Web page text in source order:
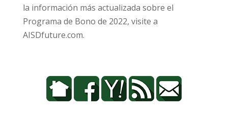
la información más actualizada sobre el
Programa de Bono de 2022, visite a
AISDfuture.com.